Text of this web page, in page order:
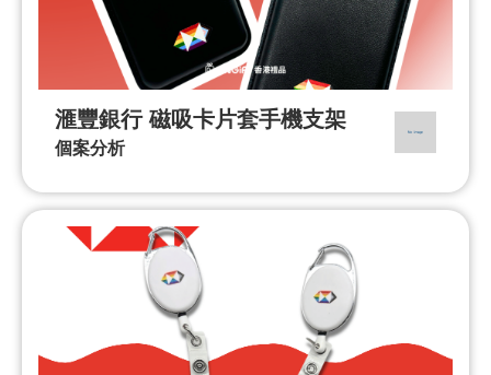
滙豐銀行 磁吸卡片套手機支架
個案分析